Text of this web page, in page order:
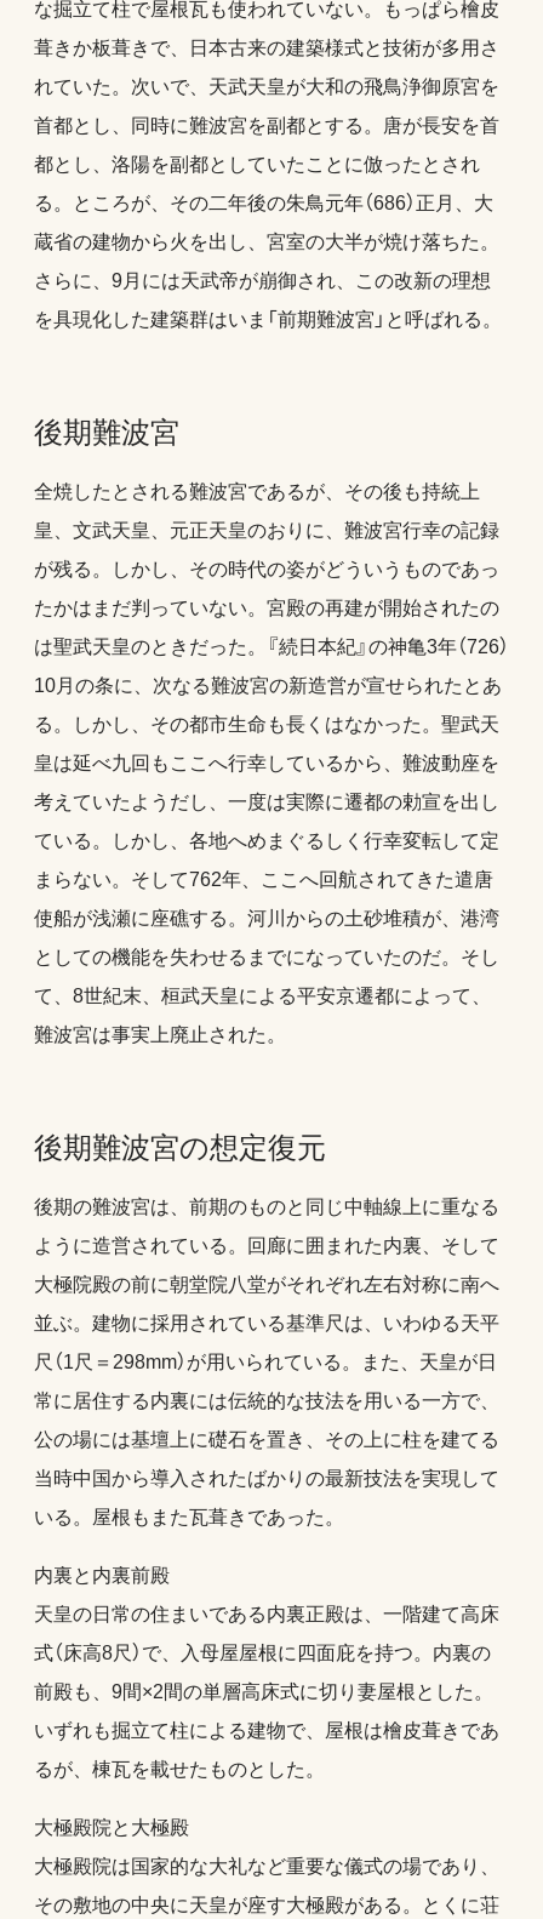
な掘立て柱で屋根瓦も使われていない。もっぱら檜皮
葺きか板葺きで、日本古来の建築様式と技術が多用さ
れていた。次いで、天武天皇が大和の飛鳥浄御原宮を
首都とし、同時に難波宮を副都とする。唐が長安を首
都とし、洛陽を副都としていたことに倣ったとされ
る。ところが、その二年後の朱鳥元年（686）正月、大
蔵省の建物から火を出し、宮室の大半が焼け落ちた。
さらに、9月には天武帝が崩御され、この改新の理想
を具現化した建築群はいま「前期難波宮」と呼ばれる。
後期難波宮
全焼したとされる難波宮であるが、その後も持統上
皇、文武天皇、元正天皇のおりに、難波宮行幸の記録
が残る。しかし、その時代の姿がどういうものであっ
たかはまだ判っていない。宮殿の再建が開始されたの
は聖武天皇のときだった。『続日本紀』の神亀3年（726）
10月の条に、次なる難波宮の新造営が宣せられたとあ
る。しかし、その都市生命も長くはなかった。聖武天
皇は延べ九回もここへ行幸しているから、難波動座を
考えていたようだし、一度は実際に遷都の勅宣を出し
ている。しかし、各地へめまぐるしく行幸変転して定
まらない。そして762年、ここへ回航されてきた遣唐
使船が浅瀬に座礁する。河川からの土砂堆積が、港湾
としての機能を失わせるまでになっていたのだ。そし
て、8世紀末、桓武天皇による平安京遷都によって、
難波宮は事実上廃止された。
後期難波宮の想定復元
後期の難波宮は、前期のものと同じ中軸線上に重なる
ように造営されている。回廊に囲まれた内裏、そして
大極院殿の前に朝堂院八堂がそれぞれ左右対称に南へ
並ぶ。建物に採用されている基準尺は、いわゆる天平
尺（1尺＝298mm）が用いられている。また、天皇が日
常に居住する内裏には伝統的な技法を用いる一方で、
公の場には基壇上に礎石を置き、その上に柱を建てる
当時中国から導入されたばかりの最新技法を実現して
いる。屋根もまた瓦葺きであった。
内裏と内裏前殿
天皇の日常の住まいである内裏正殿は、一階建て高床
式（床高8尺）で、入母屋屋根に四面庇を持つ。内裏の
前殿も、9間×2間の単層高床式に切り妻屋根とした。
いずれも掘立て柱による建物で、屋根は檜皮葺きであ
るが、棟瓦を載せたものとした。
大極殿院と大極殿
大極殿院は国家的な大礼など重要な儀式の場であり、
その敷地の中央に天皇が座す大極殿がある。とくに荘